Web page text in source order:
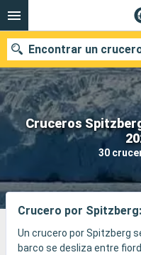
Cruceros
30
Encontrar un
Fecha de salida
Crucero por
Un crucero por Spitzberg
barco se desliza entre